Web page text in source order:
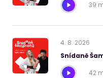
39
4. 8. 2026
Snídaně
42